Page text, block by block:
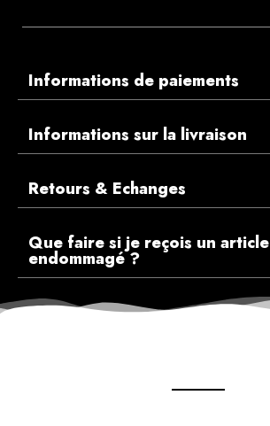
Informations de paiements
Informations sur la livraison
Retours & Echanges
Que faire si je reçois un article
endommagé ?